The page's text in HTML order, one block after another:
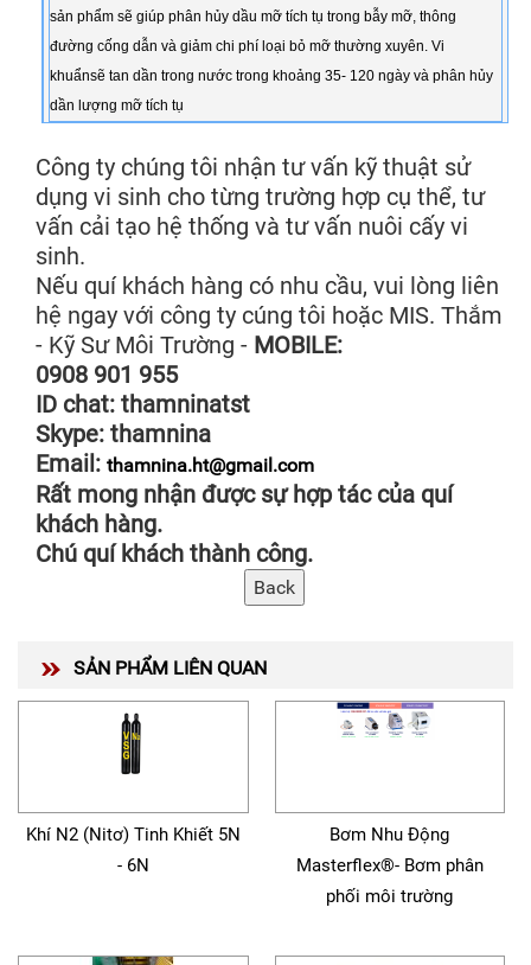
sản phẩm sẽ giúp phân hủy dầu mỡ tích tụ trong bẫy mỡ, thông
đường cống dẫn và giảm chi phí loại bỏ mỡ thường xuyên. Vi
khuẩnsẽ tan dần trong nước trong khoảng 35- 120 ngày và phân hủy
dần lượng mỡ tích tụ
Công ty chúng tôi nhận tư vấn kỹ thuật sử
dụng vi sinh cho từng trường hợp cụ thể, tư
vấn cải tạo hệ thống và tư vấn nuôi cấy vi
sinh.
Nếu quí khách hàng có nhu cầu, vui lòng liên
hệ ngay với công ty cúng tôi hoặc MIS. Thắm
- Kỹ Sư Môi Trường - MOBILE:
0908 901 955
ID chat: thamninatst
Skype: thamnina
Email: thamnina.ht@gmail.com
Rất mong nhận được sự hợp tác của quí
khách hàng.
Chú quí khách thành công.
SẢN PHẨM LIÊN QUAN
Khí N2 (Nitơ) Tinh Khiết 5N
- 6N
Bơm Nhu Động
Masterflex®- Bơm phân
phối môi trường